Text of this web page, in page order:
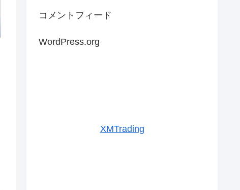
コメントフィード
WordPress.org
XMTrading